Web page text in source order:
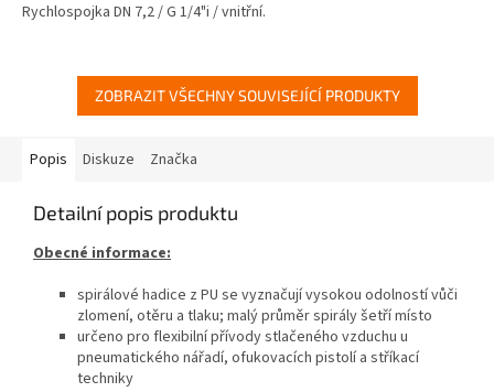
Rychlospojka DN 7,2 / G 1/4"i / vnitřní.
ZOBRAZIT VŠECHNY SOUVISEJÍCÍ PRODUKTY
Popis Diskuze Značka
Detailní popis produktu
Obecné informace:
spirálové hadice z PU se vyznačují vysokou odolností vůči
zlomení, otěru a tlaku; malý průměr spirály šetří místo
určeno pro flexibilní přívody stlačeného vzduchu u
pneumatického nářadí, ofukovacích pistolí a stříkací
techniky